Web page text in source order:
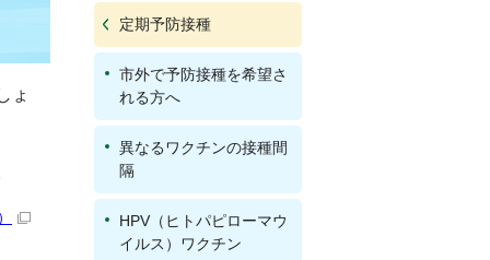
ょ
定期予防接種
市外で予防接種を希望さ
れる方へ
異なるワクチンの接種間
隔
HPV（ヒトパピローマウ
イルス）ワクチン